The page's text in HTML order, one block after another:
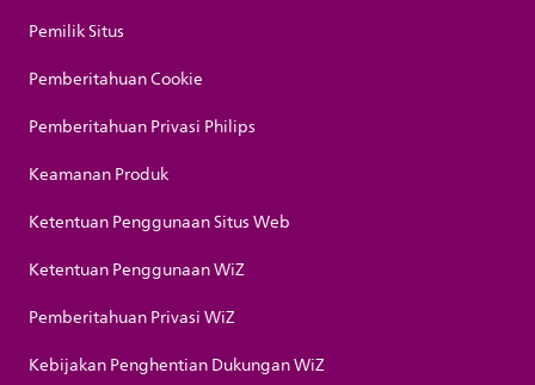
Pemilik Situs
Pemberitahuan Cookie
Pemberitahuan Privasi Philips
Keamanan Produk
Ketentuan Penggunaan Situs Web
Ketentuan Penggunaan WiZ
Pemberitahuan Privasi WiZ
Kebijakan Penghentian Dukungan WiZ